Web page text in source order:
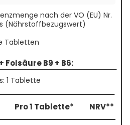
nach der VO (EU) Nr.
(Nährstoffbezugswert)
Tabletten
Folsäure B9 + B6:
1 Tablette
Pro 1 Tablette* NRV**